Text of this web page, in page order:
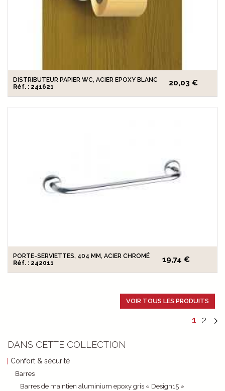
DISTRIBUTEUR PAPIER WC, ACIER EPOXY BLANC
Réf. : 241621
20,03 €
PORTE-SERVIETTES, 404 MM, ACIER CHROMÉ
Réf. : 242011
19,74 €
VOIR TOUS LES PRODUITS
1 2
DANS CETTE COLLECTION
Confort & sécurité
Barres
Barres de maintien aluminium epoxy gris « Design15 »